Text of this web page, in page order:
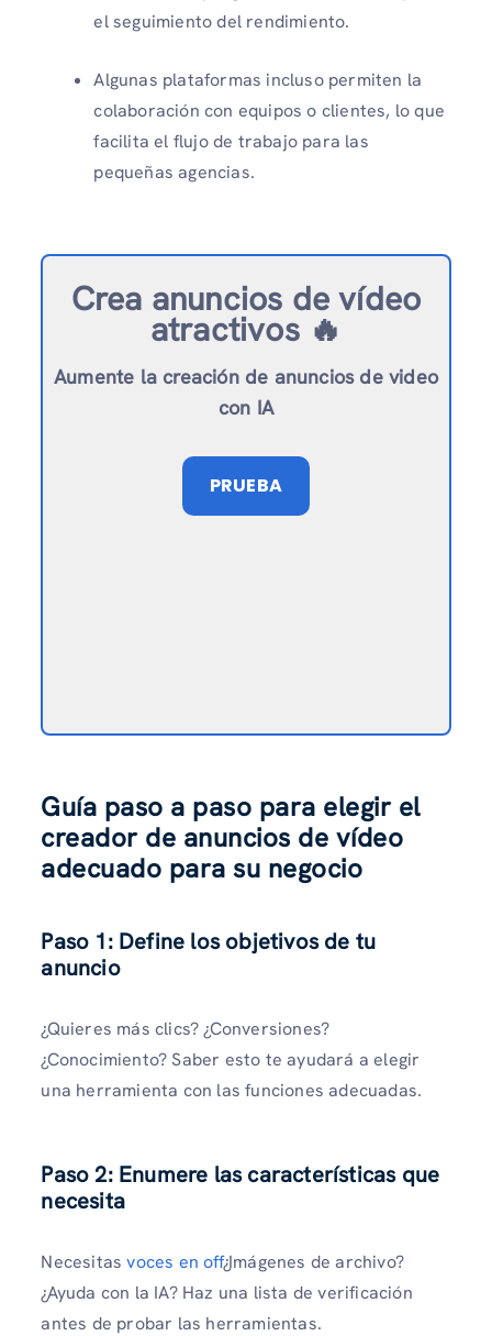
el seguimiento del rendimiento.
Algunas plataformas incluso permiten la
colaboración con equipos o clientes, lo que
facilita el flujo de trabajo para las
pequeñas agencias.
Crea anuncios de vídeo
atractivos 🔥
Aumente la creación de anuncios de video
con IA
PRUEBA
Guía paso a paso para elegir el
creador de anuncios de vídeo
adecuado para su negocio
Paso 1: Define los objetivos de tu
anuncio
¿Quieres más clics? ¿Conversiones?
¿Conocimiento? Saber esto te ayudará a elegir
una herramienta con las funciones adecuadas.
Paso 2: Enumere las características que
necesita
Necesitasvoces en off¿Imágenes de archivo?
¿Ayuda con la IA? Haz una lista de verificación
antes de probar las herramientas.